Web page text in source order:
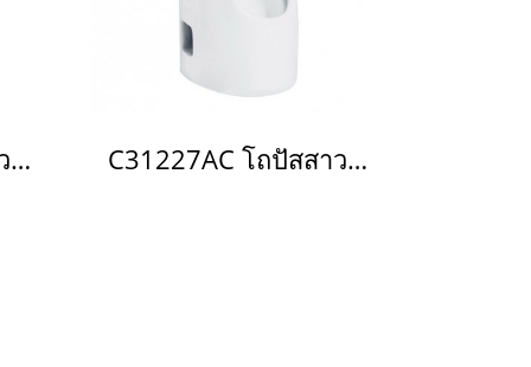
C3011(AC) โถปัสสาวะชาย รุ่น MARSHAL C31227AC โถปัสสาวะชายแขวนผนัง พร้อมเซ็นเซอร์ (ใช้ไฟฟ้า) รุ่น Trubic